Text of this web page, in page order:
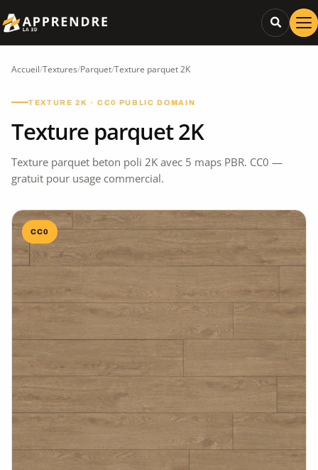
Accueil/Textures/Parquet/Texture parquet 2K
TEXTURE 2K · CC0 PUBLIC DOMAIN
Texture parquet 2K
Texture parquet beton poli 2K avec 5 maps PBR. CC0 —
gratuit pour usage commercial.
CC0